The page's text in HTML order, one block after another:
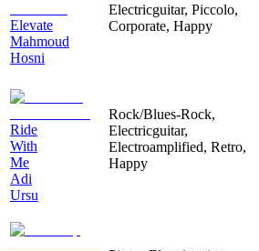
Elevate
Mahmoud
Hosni
Electricguitar, Piccolo,
Corporate, Happy
Ride
With
Me
Adi
Ursu
Rock/Blues-Rock,
Electricguitar,
Electroamplified, Retro,
Happy